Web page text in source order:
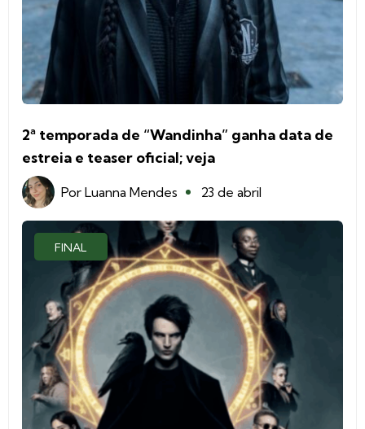
2ª temporada de “Wandinha” ganha data de
estreia e teaser oficial; veja
Por Luanna Mendes 23 de abril
FINAL